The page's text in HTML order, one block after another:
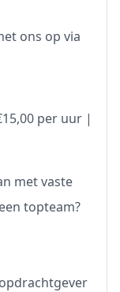
ons op via
per uur |
met vaste
topteam?